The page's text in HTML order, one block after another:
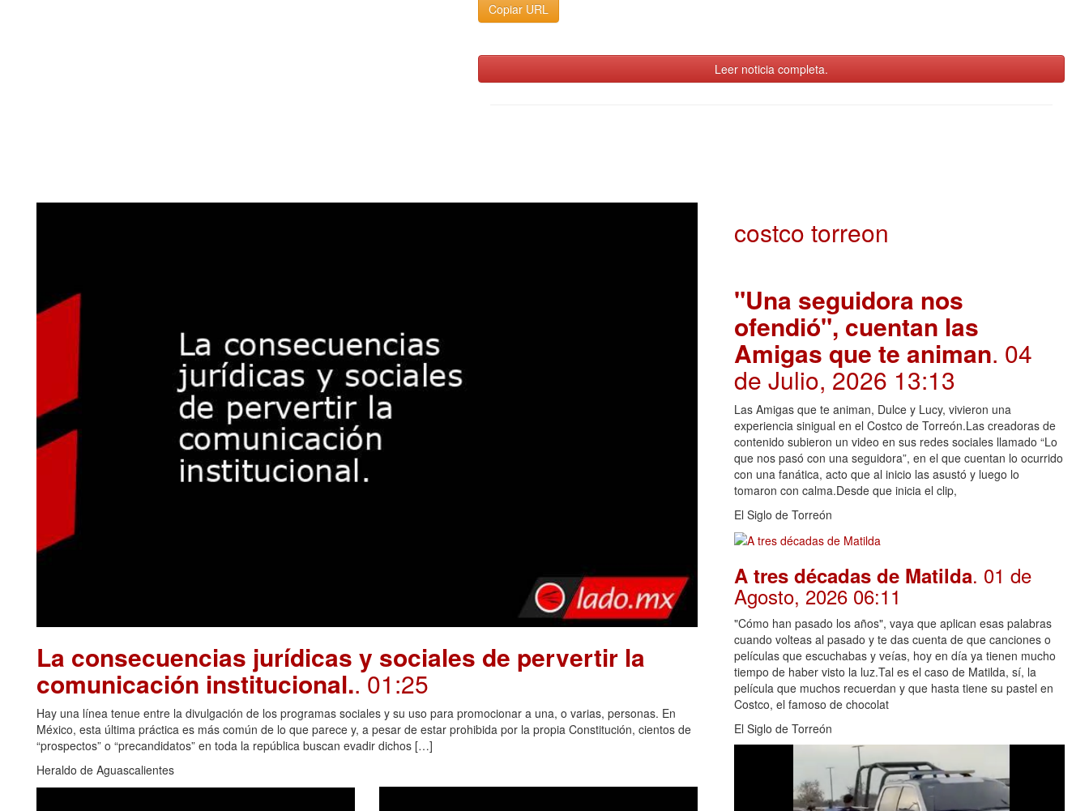
Copiar URL
Leer noticia completa.
La consecuencias jurídicas y sociales de pervertir la
comunicación institucional.. 01:25
Hay una línea tenue entre la divulgación de los programas sociales y su uso para promocionar a una, o varias, personas. En
México, esta última práctica es más común de lo que parece y, a pesar de estar prohibida por la propia Constitución, cientos de
“prospectos” o “precandidatos” en toda la república buscan evadir dichos […]
Heraldo de Aguascalientes
costco torreon
"Una seguidora nos
ofendió", cuentan las
Amigas que te animan. 04
de Julio, 2026 13:13
Las Amigas que te animan, Dulce y Lucy, vivieron una
experiencia sinigual en el Costco de Torreón.Las creadoras de
contenido subieron un video en sus redes sociales llamado “Lo
que nos pasó con una seguidora”, en el que cuentan lo ocurrido
con una fanática, acto que al inicio las asustó y luego lo
tomaron con calma.Desde que inicia el clip,
El Siglo de Torreón
A tres décadas de Matilda. 01 de
Agosto, 2026 06:11
"Cómo han pasado los años", vaya que aplican esas palabras
cuando volteas al pasado y te das cuenta de que canciones o
películas que escuchabas y veías, hoy en día ya tienen mucho
tiempo de haber visto la luz.Tal es el caso de Matilda, sí, la
película que muchos recuerdan y que hasta tiene su pastel en
Costco, el famoso de chocolat
El Siglo de Torreón